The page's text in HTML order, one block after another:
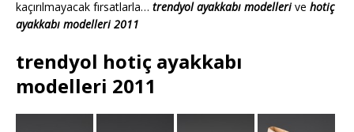
kaçırılmayacak fırsatlarla… trendyol ayakkabı modellerive hotiç
ayakkabı modelleri 2011
trendyol hotiç ayakkabı
modelleri 2011